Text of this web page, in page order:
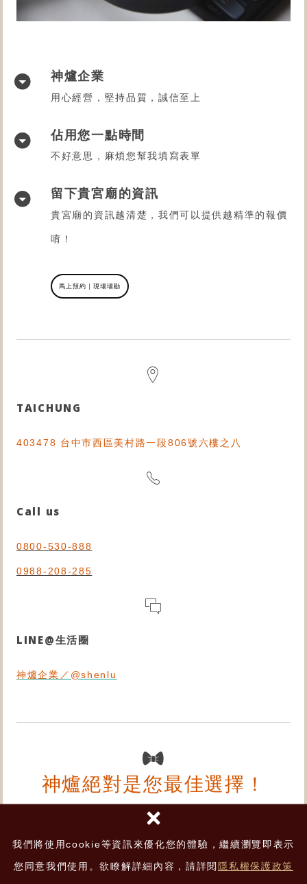
我們將使用cookie等資訊來優化您的體驗，繼續瀏覽即表示
您同意我們使用。欲瞭解詳細內容，請詳閱 隱私權保護政策
×
神爐企業
用心經營，堅持品質，誠信至上
佔用您一點時間
不好意思，麻煩您幫我填寫表單
留下貴宮廟的資訊
貴宮廟的資訊越清楚，我們可以提供越精準的報價
唷！
馬上預約｜現場場勘
TAICHUNG
403478 台中市西區美村路一段806號六樓之八
Call us
0800-530-888
0988-208-285
LINE@生活圈
神爐企業／@shenlu
神爐絕對是您最佳選擇！